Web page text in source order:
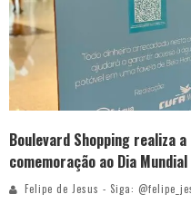
Boulevard Shopping realiza a
comemoração ao Dia
Felipe de Jesus - Siga: